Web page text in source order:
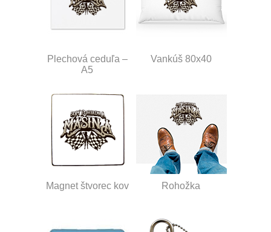
Plechová ceduľa –
A5
Vankúš 80x40
Magnet štvorec kov Rohožka